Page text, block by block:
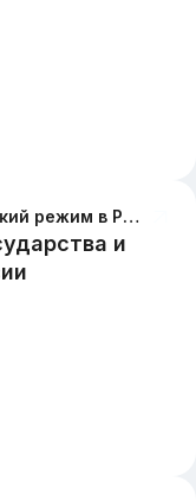
Функции государства и политический режим в России